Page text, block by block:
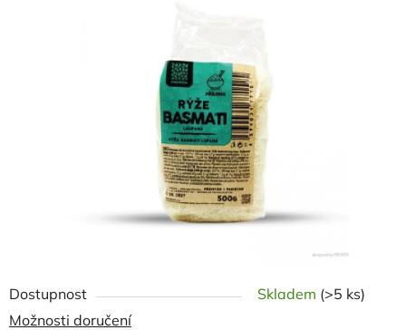
Dostupnost Skladem (>5 ks)
Možnosti doručení